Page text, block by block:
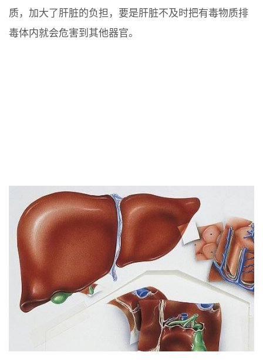
质，加大了肝脏的负担，要是肝脏不及时把有毒物质排
毒体内就会危害到其他器官。